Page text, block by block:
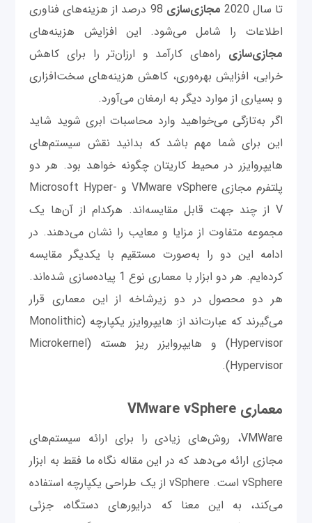
تا سال 2020
مجازی‌سازی
98 درصد از هزینه‌های فناوری
اطلاعات را شامل می‌شود. این افزایش هزینه‌های
مجازی‌سازی راه‌های کارآمد و ارزان‌تر را برای کاهش
خرابی، افزایش بهره‌وری، کاهش هزینه‌های سخت‌افزاری
و بسیاری از موارد دیگر به ارمغان می‌آورد.
اگر به‌تازگی می‌خواهید وارد محاسبات ابری شوید شاید
این برای شما مهم باشد که بدانید نقش سیستم‌های
هایپروایزر در محیط کاریتان چگونه خواهد بود. هر دو
پلتفرم مجازی VMware vSphere و Microsoft Hyper-
V از چند جهت قابل مقایسه‌اند. هرکدام از آن‌ها یک
مجموعه متفاوت از مزایا و معایب را نشان می‌دهند. در
ادامه این دو را به‌صورت مستقیم با یکدیگر مقایسه
کرده‌ایم. هر دو ابزار با معماری نوع 1 پیاده‌سازی شده‌اند.
هر دو محصول در دو زیرشاخه از این معماری قرار
می‌گیرند که عبارت‌اند از: هایپروایزر یکپارچه (Monolithic
Hypervisor) و هایپروایزر ریز هسته (Microkernel
Hypervisor).
معماری VMware vSphere
VMWare، روش‌های زیادی را برای ارائه سیستم‌های
مجازی ارائه می‌دهد که در این مقاله نگاه ما فقط به ابزار
vSphere است. vSphere از یک طراحی یکپارچه استفاده
می‌کند، به این معنا که درایورهای دستگاه، جزئی